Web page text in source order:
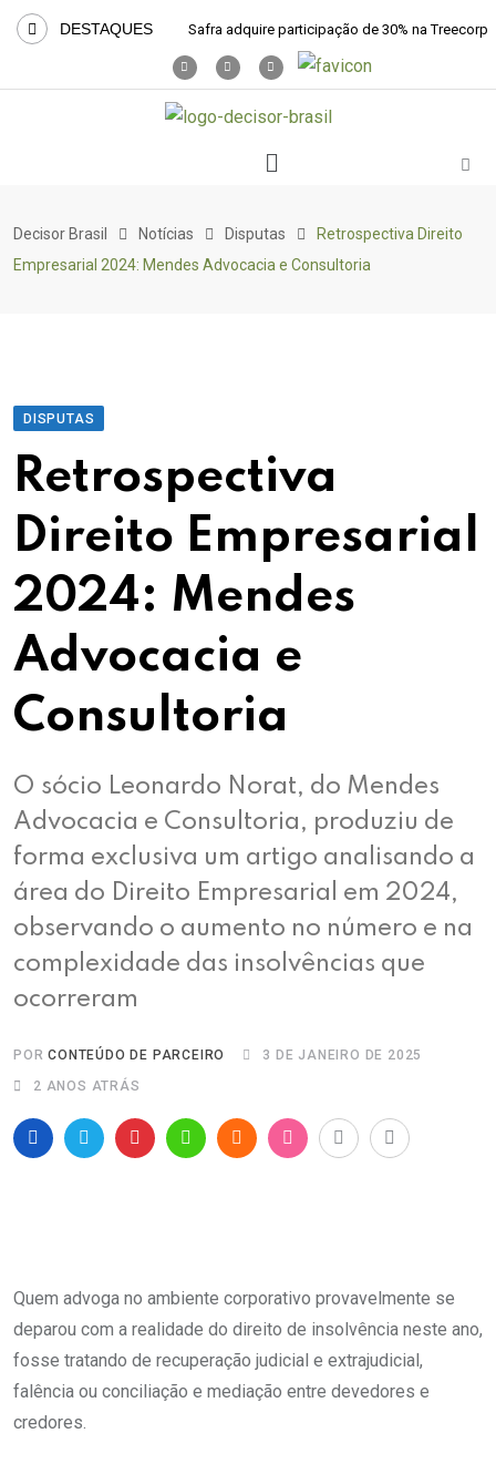
DESTAQUES Safra adquire participação de 30% na Treecorp
Decisor Brasil Notícias Disputas
Retrospectiva Direito
Empresarial 2024: Mendes Advocacia e Consultoria
DISPUTAS
Retrospectiva
Direito Empresarial
2024: Mendes
Advocacia e
Consultoria
O sócio Leonardo Norat, do Mendes
Advocacia e Consultoria, produziu de
forma exclusiva um artigo analisando a
área do Direito Empresarial em 2024,
observando o aumento no número e na
complexidade das insolvências que
ocorreram
PORCONTEÚDO DE PARCEIRO
3 DE JANEIRO DE 2025
2 ANOS ATRÁS
Quem advoga no ambiente corporativo provavelmente se
deparou com a realidade do direito de insolvência neste ano,
fosse tratando de recuperação judicial e extrajudicial,
falência ou conciliação e mediação entre devedores e
credores.